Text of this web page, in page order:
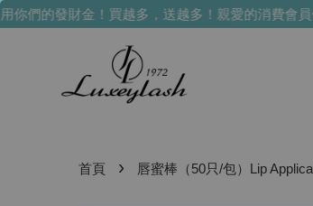
們的發財金！買越多，送越多！親愛的消費會員們
首頁 › 唇蜜棒（50只/包）Lip